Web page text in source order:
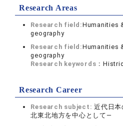
Research Areas
Research field:Humanities
geography
Research field:Humanities
geography
Research keywords：
Research Career
Research subject:近代日
北東北地方を中心として―